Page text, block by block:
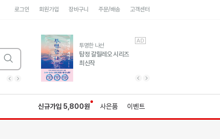
로그인 회원가입 장바구니 주문/배송 고객센터
히가시노게이고 추모 수족관 독하게 돈 공부
유럽 도시 기행3
풍성한 서사와 인문학적
통찰!
AD
투명한 나선
탐정 갈릴레오 시리즈
최신작
AD
신규가입 5,800원 사은품 이벤트